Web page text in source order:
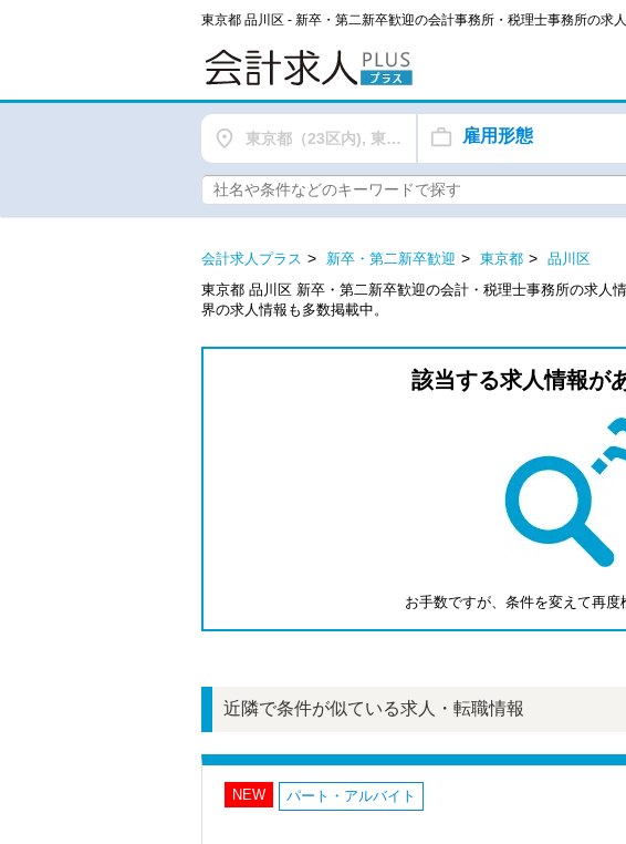
東京都 品川区 - 新卒・第二新卒歓迎の会計事務所・税理士事務所の求
東京都（23区内), 東京都（都下） 雇用形態
会計求人プラス 新卒・第二新卒歓迎 東京都
品川区
東京都 品川区 新卒・第二新卒歓迎の会計・税理士事務所の求人
界の求人情報も多数掲載中。
該当する求人情報が
お手数ですが、条件を変えて再度
近隣で条件が似ている求人・転職情報
NEW パート・アルバイト